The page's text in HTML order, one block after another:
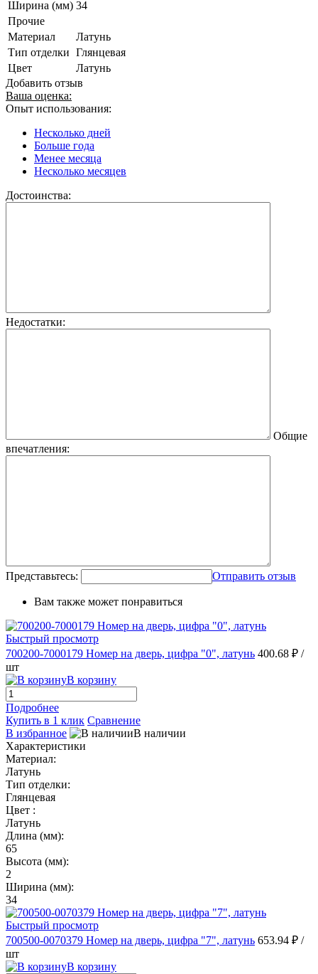
Ширина (мм) 34
Прочие
Материал
Латунь
Тип отделки Глянцевая
Цвет
Латунь
Добавить отзыв
Ваша оценка:
Опыт использования:
Несколько дней
Больше года
Менее месяца
Несколько месяцев
Достоинства:
Недостатки:
Общие
впечатления:
Представьтесь: Отправить отзыв
Вам также может понравиться
Быстрый просмотр
700200-7000179 Номер на дверь, цифра "0", латунь 400.68 ₽ /
шт
В корзину
Подробнее
Купить в 1 клик Сравнение
В избранное
В наличии
Характеристики
Материал:
Латунь
Тип отделки:
Глянцевая
Цвет :
Латунь
Длина (мм):
65
Высота (мм):
2
Ширина (мм):
34
Быстрый просмотр
700500-0070379 Номер на дверь, цифра "7", латунь 653.94 ₽ /
шт
В корзину